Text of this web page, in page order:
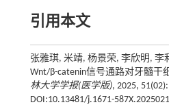
引用本文
张雅琪, 米靖, 杨景荣, 李欣明, 李
Wnt/β-catenin信号通路对牙髓干
林大学学报(医学版), 2025,
DOI:10.13481/j.1671-